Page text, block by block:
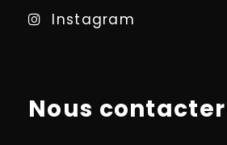
Instagram
Nous contacter